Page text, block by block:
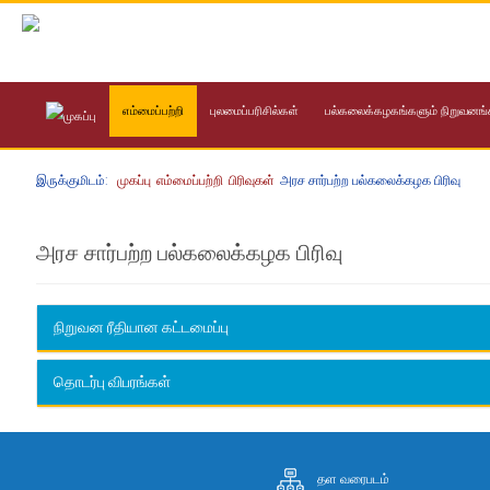
எம்மைப்பற்றி புலமைப்பரிசில்கள் பல்கலைக்கழகங்களும்
இருக்குமிடம்: முகப்பு எம்மைப்பற்றி பிரிவுகள் அரச சார்பற்ற பல்கலைக்கழக பிரிவு
அரச சார்பற்ற பல்கலைக்கழக பிரிவு
நிறுவன ரீதியான கட்டமைப்பு
தொடர்பு விபரங்கள்
திருமதி. எச். டி. சி. ஜானகி
தள வரைபடம்